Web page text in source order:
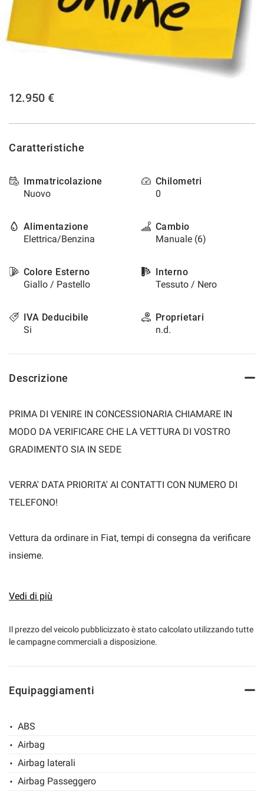
CONTATTI
12.950 €
Caratteristiche
Immatricolazione
Nuovo
Chilometri
0
Alimentazione
Elettrica/Benzina
Cambio
Manuale (6)
Colore Esterno
Giallo / Pastello
Interno
Tessuto / Nero
IVA Deducibile
Si
Proprietari
n.d.
Descrizione
PRIMA DI VENIRE IN CONCESSIONARIA CHIAMARE IN
MODO DA VERIFICARE CHE LA VETTURA DI VOSTRO
GRADIMENTO SIA IN SEDE
VERRA' DATA PRIORITA' AI CONTATTI CON NUMERO DI
TELEFONO!
Vettura da ordinare in Fiat, tempi di consegna da verificare
insieme.
Prezzo vettura nuova configurata in Fiat € 15.950,00 + IPT
• Prezzo di vendita promozionato Marro automobili €
Servosterzo
Vetri elettrici
Chiusura centralizzate
Mantenimento di corsia
Vedi di più
Il prezzo del veicolo pubblicizzato è stato calcolato utilizzando tutte
le campagne commerciali a disposizione.
Equipaggiamenti
ABS
Airbag
Airbag laterali
Airbag Passeggero